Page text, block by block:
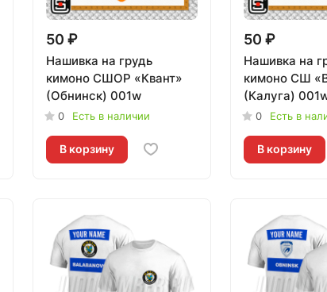
50 ₽
Нашивка на грудь
кимоно СШОР «Квант»
(Обнинск) 001w
0 Есть в наличии
В корзину
50 ₽
Нашивка на
кимоно СШ
(Калуга)
0 Есть в
В корзину